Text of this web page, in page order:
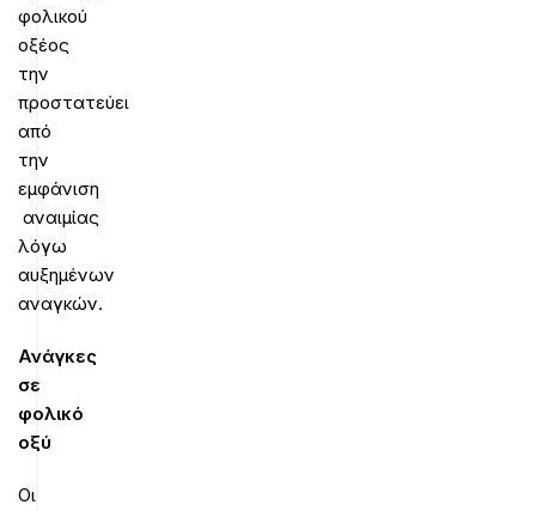
φολικού
οξέος
την
προστατεύει
από
την
εμφάνιση
αναιμίας
λόγω
αυξημένων
αναγκών.
Ανάγκες
σε
φολικό
οξύ
Οι